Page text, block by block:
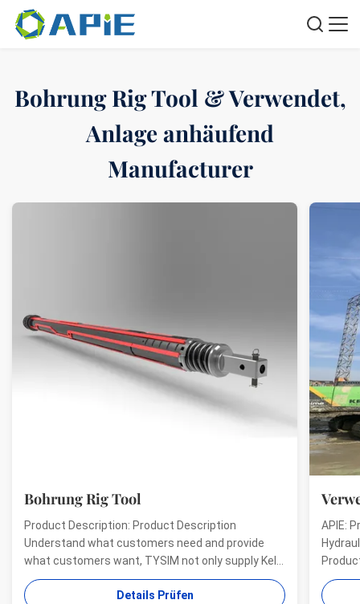
Bohrung Rig Tool & Verwendet,
Anlage anhäufend
Manufacturer
Bohrung Rig Tool
Product Description: Product Description
Understand what customers need and provide
what customers want, TYSIM not only supply Kelly
bars for drill rigs of world’s top brands, but also
provide one-stop solution for the world foundation
Details Prüfen
APIE:
offer